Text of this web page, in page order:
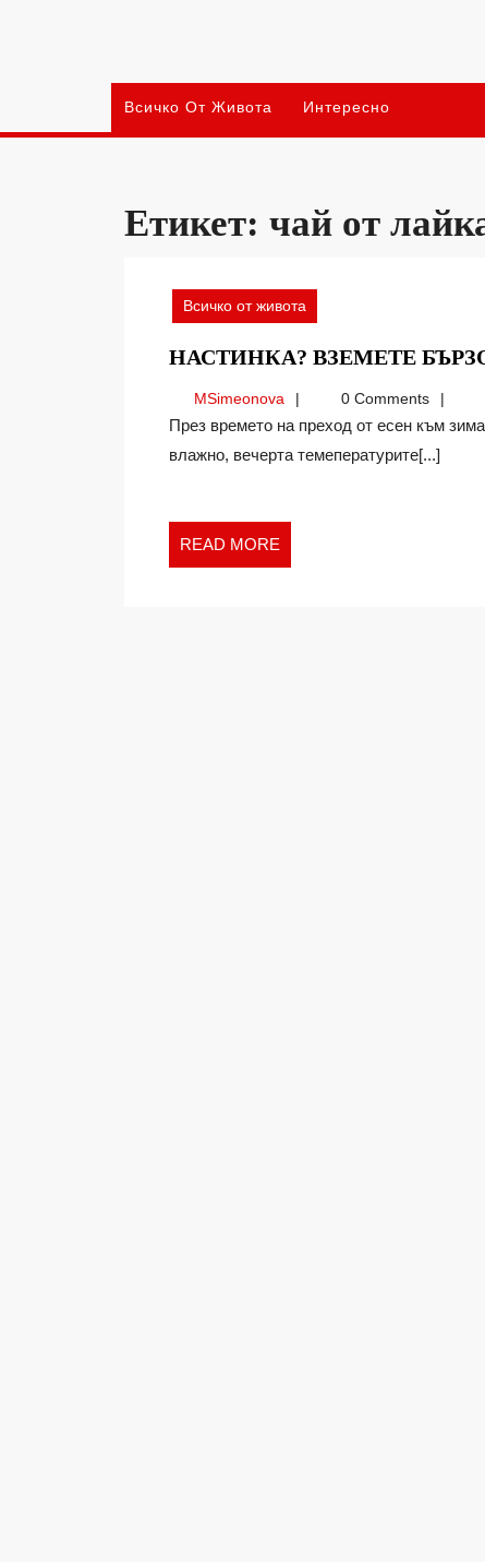
Всичко От Живота Интересно
Етикет: чай от
Всичко от живота
НАСТИНКА? ВЗЕМЕТЕ
MSimeonovaMSimeonova0 Comments
През времето на преход от есен към зима е много трудно да привикнем организма си. Днес е
влажно, вечерта темепературите[...]
READ MORE
MORE